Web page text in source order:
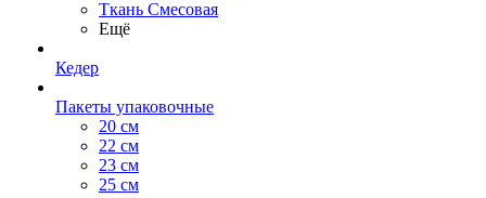
Ткань Смесовая
Ещё
Кедер
Пакеты упаковочные
20 см
22 см
23 см
25 см